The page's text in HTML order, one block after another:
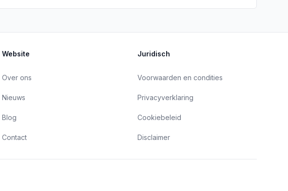
Website
Over ons
Nieuws
Blog
Contact
Juridisch
Voorwaarden en condities
Privacyverklaring
Cookiebeleid
Disclaimer